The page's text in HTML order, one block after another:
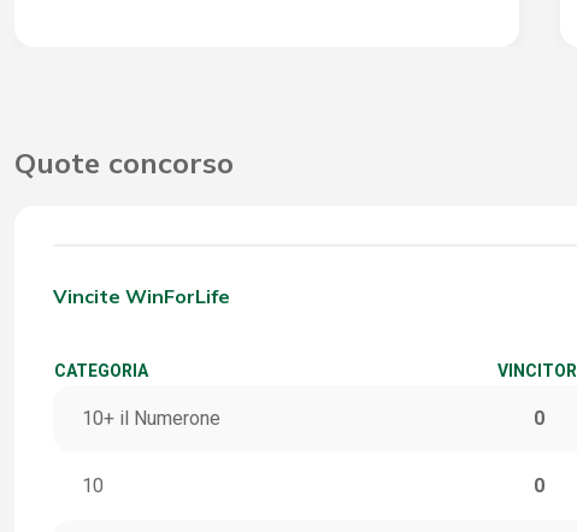
Quote concorso
Vincite WinForLife
CATEGORIA VINCITORI
10+ il Numerone 0
10 0